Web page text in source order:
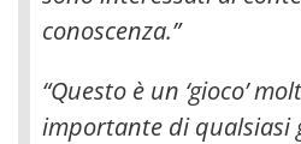
conoscenza.”
“Questo è un ‘gioco’
importante di qualsiasi